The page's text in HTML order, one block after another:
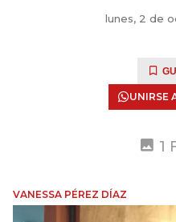
lunes, 2 de
UNIRSE
1
VANESSA PÉREZ DÍAZ